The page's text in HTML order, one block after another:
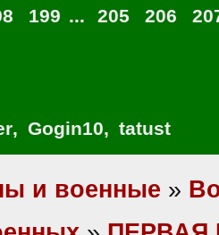
199 ... 205 206
, Gogin10, tatust
и военные »